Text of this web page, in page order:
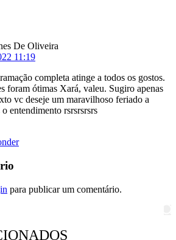
De Oliveira
11:19
completa atinge a todos os gostos.
foram ótimas Xará, valeu. Sugiro apenas
vc deseje um maravilhoso feriado a
entendimento rsrsrsrsrs
para publicar um comentário.